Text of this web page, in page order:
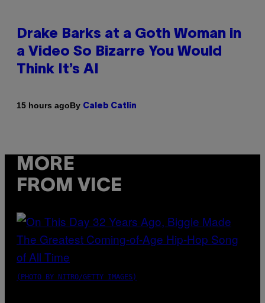
Drake Barks at a Goth Woman in
a Video So Bizarre You Would
Think It’s AI
15 hours agoBy Caleb Catlin
MORE
FROM VICE
(PHOTO BY NITRO/GETTY IMAGES)